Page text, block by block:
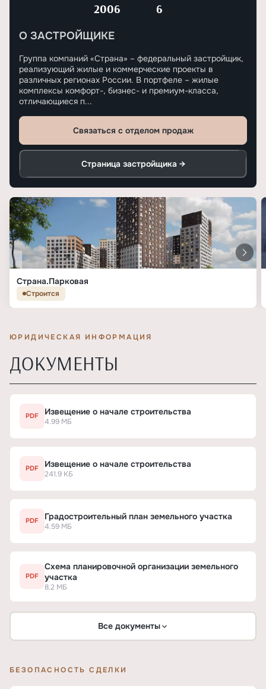
2006 6
О ЗАСТРОЙЩИКЕ
Группа компаний «Страна» – федеральный застройщик,
реализующий жилые и коммерческие проекты в
различных регионах России. В портфеле – жилые
комплексы комфорт-, бизнес- и премиум-класса,
отличающиеся п...
Связаться с отделом продаж
Страница застройщика →
Страна.Парковая
Строится
ЮРИДИЧЕСКАЯ ИНФОРМАЦИЯ
ДОКУМЕНТЫ
PDF Извещение о начале строительства
4.99 МБ
PDF Извещение о начале строительства
241.9 КБ
PDF Градостроительный план земельного участка
4.59 МБ
PDF
Схема планировочной организации земельного
участка
8.2 МБ
Все документы
БЕЗОПАСНОСТЬ СДЕЛКИ